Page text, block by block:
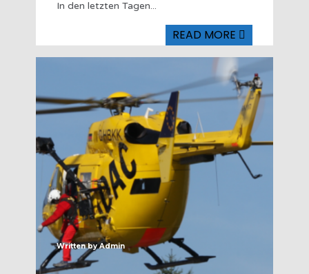
In den letzten Tagen...
READ MORE
Written byAdmin